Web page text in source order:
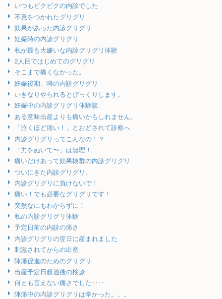
いつもビクビクの内診でした
不意をつかれたグリグリ
効果があった内診グリグリ
妊娠時の内診グリグリ
私が最も大嫌いな内診グリグリ体験
2人目ではじめてのグリグリ
そこまで痛くなかった。
妊娠後期、噂の内診グリグリ
いきなりやられるとびっくりします。
妊娠中の内診グリグリ体験談
ある意味出産よりも痛いかもしれません。
「泣くほど痛い！」とおどされて診察へ
内診グリグリってこんなの！？
「力をぬいて〜」は無理！
痛いだけあって効果抜群の内診グリグリ
ついにきた内診グリグリ。
内診グリグリに負けないで！
痛い！でも必要なグリグリです！
突然なにもわからずに！
私の内診グリグリ体験
予定日前の内診の痛さ
内診グリグリの翌日に産まれました
刺激されてからの出産
陣痛促進のためのグリグリ
出産予定日超過後の検診
何とも言えない痛さでした‥‥
陣痛中の内診グリグリは辛かった。。。